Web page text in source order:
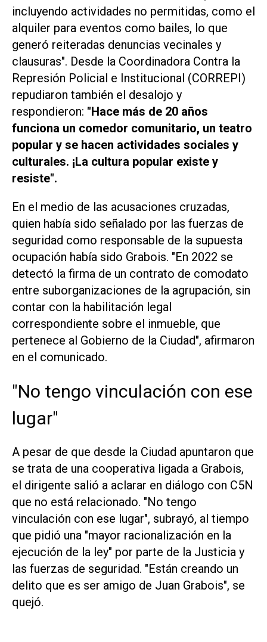
incluyendo actividades no permitidas, como el
alquiler para eventos como bailes, lo que
generó reiteradas denuncias vecinales y
clausuras". Desde la Coordinadora Contra la
Represión Policial e Institucional (CORREPI)
repudiaron también el desalojo y
respondieron: "Hace más de 20 años
funciona un comedor comunitario, un teatro
popular y se hacen actividades sociales y
culturales. ¡La cultura popular existe y
resiste".
En el medio de las acusaciones cruzadas,
quien había sido señalado por las fuerzas de
seguridad como responsable de la supuesta
ocupación había sido Grabois. "En 2022 se
detectó la firma de un contrato de comodato
entre suborganizaciones de la agrupación, sin
contar con la habilitación legal
correspondiente sobre el inmueble, que
pertenece al Gobierno de la Ciudad", afirmaron
en el comunicado.
"No tengo vinculación con ese
lugar"
A pesar de que desde la Ciudad apuntaron que
se trata de una cooperativa ligada a Grabois,
el dirigente salió a aclarar en diálogo con C5N
que no está relacionado. "No tengo
vinculación con ese lugar", subrayó, al tiempo
que pidió una "mayor racionalización en la
ejecución de la ley" por parte de la Justicia y
las fuerzas de seguridad. "Están creando un
delito que es ser amigo de Juan Grabois", se
quejó.